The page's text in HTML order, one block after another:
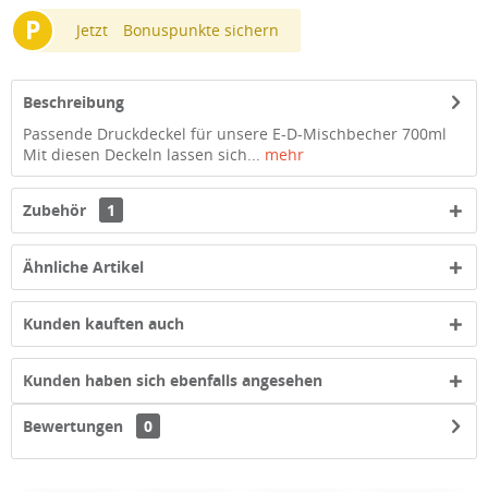
P Jetzt Bonuspunkte sichern
Beschreibung
Passende Druckdeckel für unsere E-D-Mischbecher 700ml
Mit diesen Deckeln lassen sich... mehr
Zubehör 1
Ähnliche Artikel
Kunden kauften auch
Kunden haben sich ebenfalls angesehen
Bewertungen 0